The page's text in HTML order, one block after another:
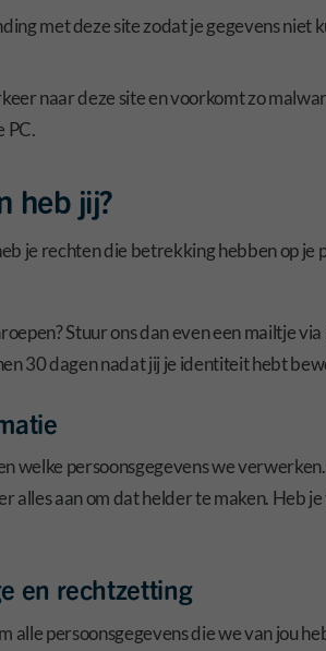
met deze site zodat je gegevens niet
naar deze site en voorkomt zo
PC.
heb jij?
je rechten die betrekking hebben op je
Stuur ons dan even een mailtje
30 dagen nadat jij je identiteit hebt
welke persoonsgegevens we
alles aan om dat helder te maken. Heb je
en rechtzetting
alle persoonsgegevens die we van jou